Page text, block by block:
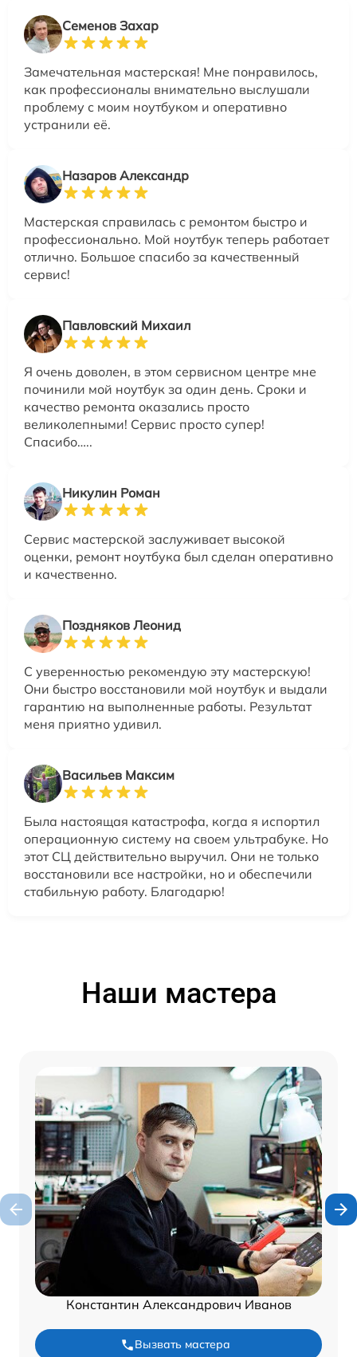
Семенов Захар
Замечательная мастерская! Мне понравилось,
как профессионалы внимательно выслушали
проблему с моим ноутбуком и оперативно
устранили её.
Назаров Александр
Мастерская справилась с ремонтом быстро и
профессионально. Мой ноутбук теперь работает
отлично. Большое спасибо за качественный
сервис!
Павловский Михаил
Я очень доволен, в этом сервисном центре мне
починили мой ноутбук за один день. Сроки и
качество ремонта оказались просто
великолепными! Сервис просто супер!
Спасибо…..
Никулин Роман
Сервис мастерской заслуживает высокой
оценки, ремонт ноутбука был сделан оперативно
и качественно.
Поздняков Леонид
С уверенностью рекомендую эту мастерскую!
Они быстро восстановили мой ноутбук и выдали
гарантию на выполненные работы. Результат
меня приятно удивил.
Васильев Максим
Была настоящая катастрофа, когда я испортил
операционную систему на своем ультрабуке. Но
этот СЦ действительно выручил. Они не только
восстановили все настройки, но и обеспечили
стабильную работу. Благодарю!
Наши мастера
Константин Александрович Иванов
Вызвать мастера